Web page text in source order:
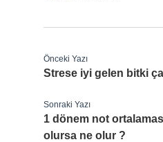
Önceki Yazı
Strese iyi gelen bitki
Sonraki Yazı
1 dönem not
olursa ne olur ?